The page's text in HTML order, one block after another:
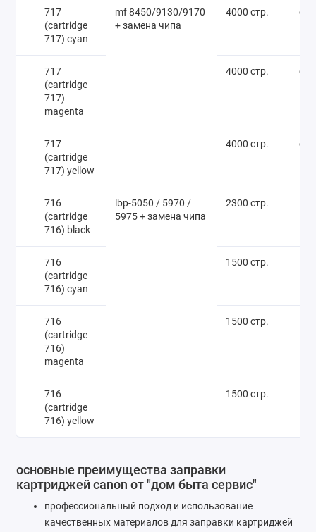
717
(cartridge
717) cyan
mf 8450/9130/9170
+ замена чипа
4000 стр. call
717
(cartridge
717)
magenta
4000 стр. call
717
(cartridge
717) yellow
4000 стр. call
716
(cartridge
716) black
lbp-5050 / 5970 /
5975 + замена чипа
2300 стр. 1
716
(cartridge
716) cyan
1500 стр. 1
716
(cartridge
716)
magenta
1500 стр. 1
716
(cartridge
716) yellow
1500 стр. 1
основные преимущества заправки
картриджей canon от "дом быта сервис"
профессиональный подход и использование
качественных материалов для заправки картриджей